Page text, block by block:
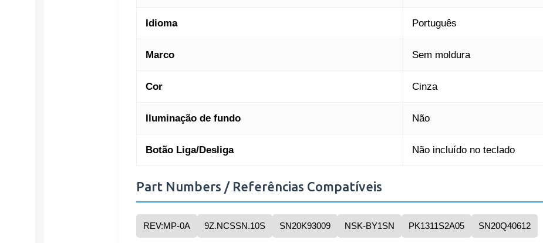
Idioma Português
Marco Sem moldura
Cor Cinza
Iluminação de fundo Não
Botão Liga/Desliga Não incluído no teclado
Part Numbers / Referências Compatíveis
REV:MP-0A 9Z.NCSSN.10S SN20K93009 NSK-BY1SN PK1311S2A05 SN20Q40612